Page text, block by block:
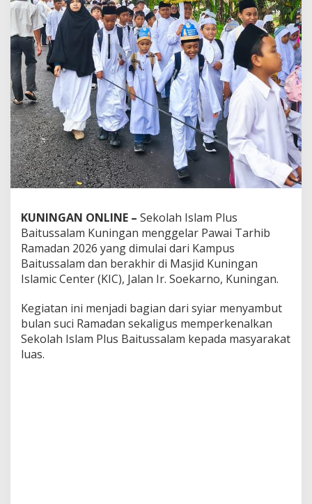
KUNINGAN ONLINE – Sekolah Islam Plus
Baitussalam Kuningan menggelar Pawai Tarhib
Ramadan 2026 yang dimulai dari Kampus
Baitussalam dan berakhir di Masjid Kuningan
Islamic Center (KIC), Jalan Ir. Soekarno, Kuningan.
Kegiatan ini menjadi bagian dari syiar menyambut
bulan suci Ramadan sekaligus memperkenalkan
Sekolah Islam Plus Baitussalam kepada masyarakat
luas.